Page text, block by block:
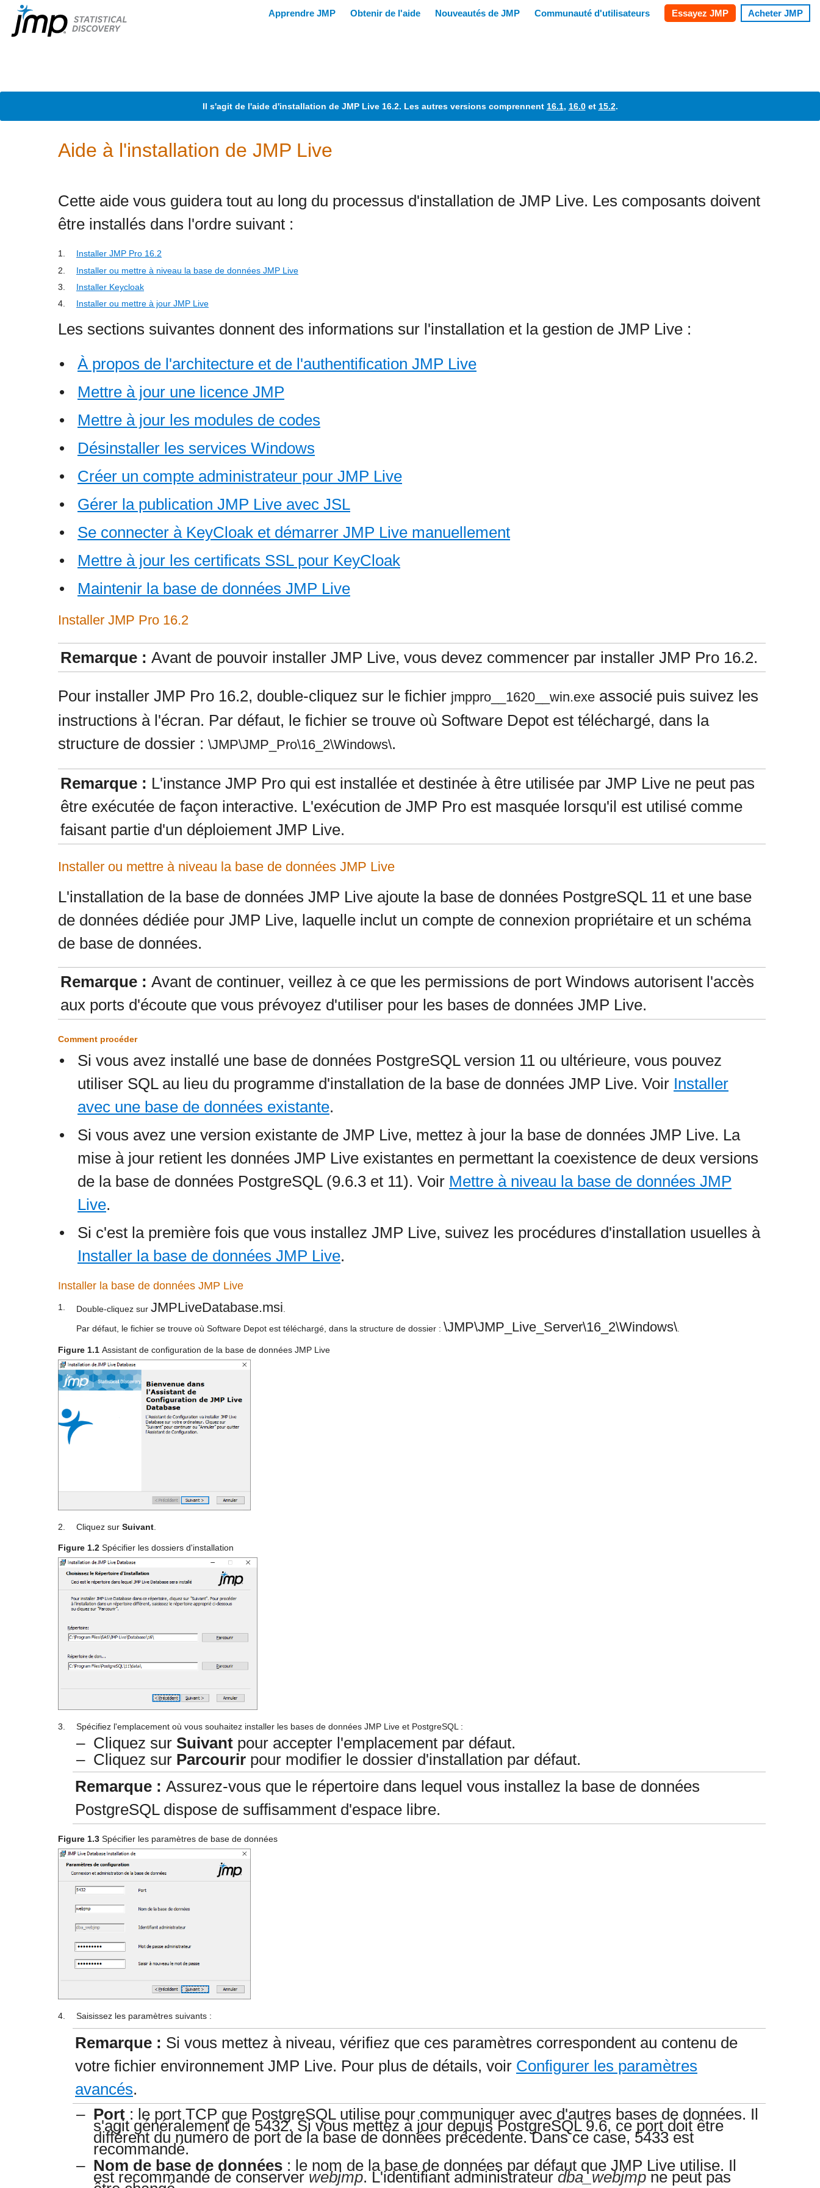
Il s'agit de l'aide d'installation de JMP Live 16.2. Les autres versions comprennent 16.1, 16.0et 15.2.
Aide à l'installation de JMP Live
Cette aide vous guidera tout au long du processus d'installation de JMP Live. Les composants doivent
être installés dans l'ordre suivant :
1.
Installer JMP Pro 16.2
2.
Installer ou mettre à niveau la base de données JMP Live
3.
Installer Keycloak
4.
Installer ou mettre à jour JMP Live
Les sections suivantes donnent des informations sur l'installation et la gestion de JMP Live :
•
À propos de l'architecture et de l'authentification JMP Live
•
Mettre à jour une licence JMP
•
Mettre à jour les modules de codes
•
Désinstaller les services Windows
•
Créer un compte administrateur pour JMP Live
•
Gérer la publication JMP Live avec JSL
•
Se connecter à KeyCloak et démarrer JMP Live manuellement
•
Mettre à jour les certificats SSL pour KeyCloak
•
Maintenir la base de données JMP Live
Installer JMP Pro 16.2
Remarque : Avant de pouvoir installer JMP Live, vous devez commencer par installer JMP Pro 16.2.
Pour installer JMP Pro 16.2, double-cliquez sur le fichier jmppro__1620__win.exe associé puis suivez les
instructions à l'écran. Par défaut, le fichier se trouve où Software Depot est téléchargé, dans la
structure de dossier : \JMP\JMP_Pro\16_2\Windows\.
Remarque : L'instance JMP Pro qui est installée et destinée à être utilisée par JMP Live ne peut pas
être exécutée de façon interactive. L'exécution de JMP Pro est masquée lorsqu'il est utilisé comme
faisant partie d'un déploiement JMP Live.
Installer ou mettre à niveau la base de données JMP Live
L'installation de la base de données JMP Live ajoute la base de données PostgreSQL 11 et une base
de données dédiée pour JMP Live, laquelle inclut un compte de connexion propriétaire et un schéma
de base de données.
Remarque : Avant de continuer, veillez à ce que les permissions de port Windows autorisent l'accès
aux ports d'écoute que vous prévoyez d'utiliser pour les bases de données JMP Live.
Comment procéder
•
Si vous avez installé une base de données PostgreSQL version 11 ou ultérieure, vous pouvez
utiliser SQL au lieu du programme d'installation de la base de données JMP Live. Voir Installer
avec une base de données existante.
•
Si vous avez une version existante de JMP Live, mettez à jour la base de données JMP Live. La
mise à jour retient les données JMP Live existantes en permettant la coexistence de deux versions
de la base de données PostgreSQL (9.6.3 et 11). Voir Mettre à niveau la base de données JMP
Live.
•
Si c'est la première fois que vous installez JMP Live, suivez les procédures d'installation usuelles à
Installer la base de données JMP Live.
Installer la base de données JMP Live
1. Double-cliquez sur JMPLiveDatabase.msi
Par défaut, le fichier se trouve où Software Depot est téléchargé, dans la structure de dossier : \JMP\JMP_Live_Server\16_2\Windows\
Figure 1.1 Assistant de configuration de la base de données JMP Live
2. Cliquez sur Suivant
Figure 1.2 Spécifier les dossiers d'installation
3. Spécifiez l'emplacement où vous souhaitez installer les bases de données JMP Live et PostgreSQL :
– Cliquez sur Suivant pour accepter l'emplacement par défaut.
– Cliquez sur Parcourir pour modifier le dossier d'installation par défaut.
Remarque : Assurez-vous que le répertoire dans lequel vous installez la base de données
PostgreSQL dispose de suffisamment d'espace libre.
Figure 1.3 Spécifier les paramètres de base de données
4. Saisissez les paramètres suivants :
Remarque : Si vous mettez à niveau, vérifiez que ces paramètres correspondent au contenu de
votre fichier environnement JMP Live. Pour plus de détails, voir Configurer les paramètres
avancés.
– Port : le port TCP que PostgreSQL utilise pour communiquer avec d'autres bases de données. Il
s'agit généralement de 5432. Si vous mettez à jour depuis PostgreSQL 9.6, ce port doit être
différent du numéro de port de la base de données précédente. Dans ce case, 5433 est
recommandé.
– Nom de base de données : le nom de la base de données par défaut que JMP Live utilise. Il
est recommandé de conserver webjmp. L'identifiant administrateur dba_webjmp ne peut pas